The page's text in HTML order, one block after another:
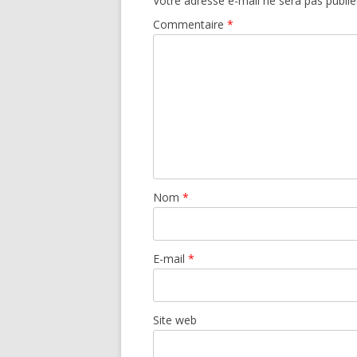
Commentaire *
Nom *
E-mail *
Site web